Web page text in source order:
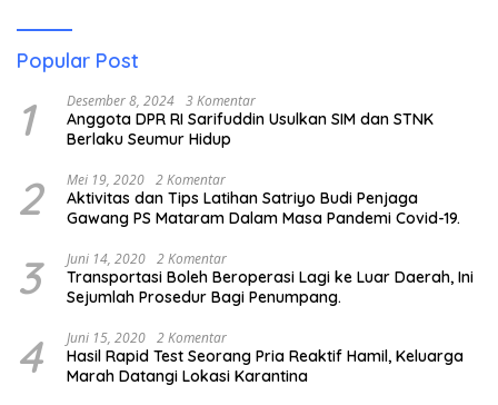
Popular Post
1 Desember 8, 2024 3 Komentar
Anggota DPR RI Sarifuddin Usulkan SIM dan STNK
Berlaku Seumur Hidup
2 Mei 19, 2020 2 Komentar
Aktivitas dan Tips Latihan Satriyo Budi Penjaga
Gawang PS Mataram Dalam Masa Pandemi Covid-19.
3 Juni 14, 2020 2 Komentar
Transportasi Boleh Beroperasi Lagi ke Luar Daerah, Ini
Sejumlah Prosedur Bagi Penumpang.
4 Juni 15, 2020 2 Komentar
Hasil Rapid Test Seorang Pria Reaktif Hamil, Keluarga
Marah Datangi Lokasi Karantina